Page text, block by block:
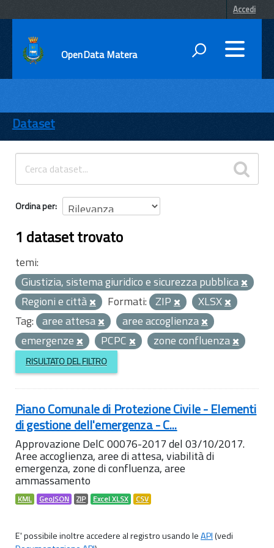
Accedi
OpenData Matera
ENTI
TEMI
INFORMAZIONI
Dataset
Ordina per
1 dataset trovato
temi:
Giustizia, sistema giuridico e sicurezza pubblica
Regioni e città
Formati: ZIP
XLSX
Tag: aree attesa
aree accoglienza
emergenze
PCPC zone confluenza
RISULTATO DEL FILTRO
Piano Comunale di Protezione Civile - Elementi
di gestione dell'emergenza - C...
Approvazione DelC 00076-2017 del 03/10/2017.
Aree accoglienza, aree di attesa, viabilità di
emergenza, zone di confluenza, aree
ammassamento
KML GeoJSON ZIP Excel XLSX CSV
E' possibile inoltre accedere al registro usando leAPI(vedi